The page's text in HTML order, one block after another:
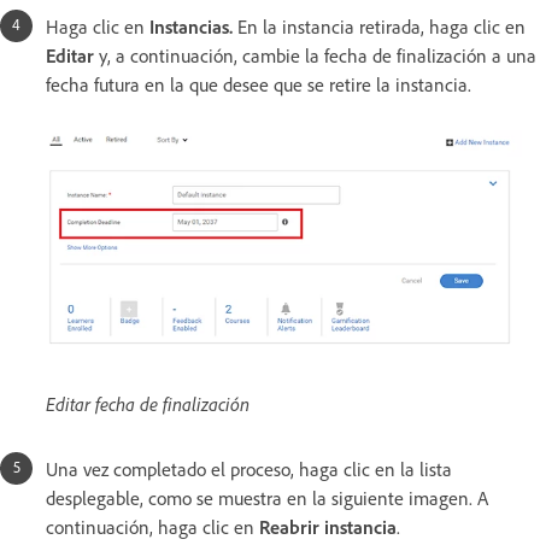
Haga clic en Instancias. En la instancia retirada, haga clic en
Editar y, a continuación, cambie la fecha de finalización a una
fecha futura en la que desee que se retire la instancia.
Editar fecha de finalización
Una vez completado el proceso, haga clic en la lista
desplegable, como se muestra en la siguiente imagen. A
continuación, haga clic en Reabrir instancia.